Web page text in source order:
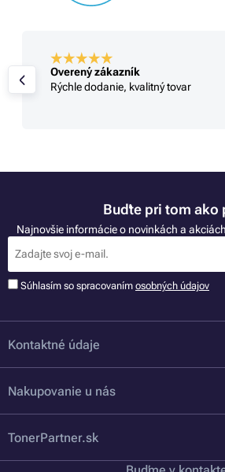
Overený zákazník
Rýchle dodanie, kvalitný tovar
Buďte pri tom ako
Najnovšie informácie o novinkách a
Súhlasím so spracovaním osobných údajov
Kontaktné údaje
Nakupovanie u nás
TonerPartner.sk